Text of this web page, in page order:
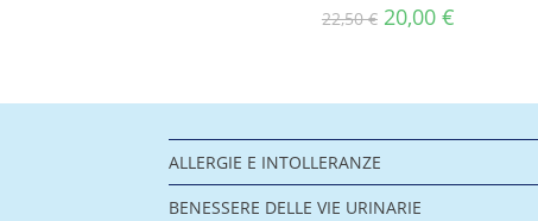
22,50€ 20,00 €
ALLERGIE E INTOLLERANZE
BENESSERE DELLE VIE URINARIE